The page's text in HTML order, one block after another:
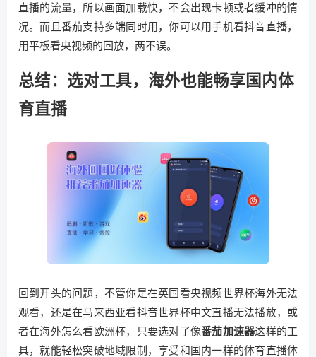
直播的流量，所以画面加载快，不会出现卡顿或者缓冲的情
况。而且番茄支持多端同时用，你可以用手机看抖音直播，
用平板看央视频的回放，两不误。
总结：选对工具，海外也能畅享国内体
育直播
回到开头的问题，不管你是在英国看央视频世界杯海外无法
观看，还是在马来西亚看抖音世界杯中文直播无法播放，或
者在海外怎么看欧洲杯，只要选对了像番茄加速器这样的工
具，就能轻松突破地域限制，享受和国内一样的体育直播体